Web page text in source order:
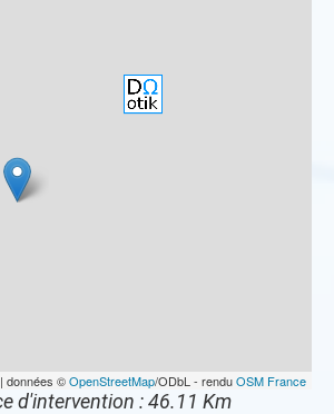
| données ©OpenStreetMap/ODbL - renduOSM France
d'intervention : 46.11 Km